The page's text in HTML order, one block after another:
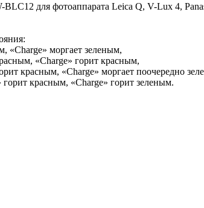
для фотоаппарата Leica Q, V-Lux 4,
«Charge» моргает зеленым,
«Charge» горит красным,
красным, «Charge» моргает поочередно
красным, «Charge» горит зеленым.